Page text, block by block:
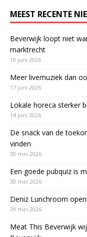
MEEST RECENTE
Beverwijk loopt niet
marktrecht
19 juni 2026
Meer livemuziek dan
17 juni 2026
Lokale horeca sterker
14 juni 2026
De snack van de
vinden
30 mei 2026
Een goede pubquiz is
30 mei 2026
Deniz Lunchroom
29 mei 2026
Meat This Beverwijk